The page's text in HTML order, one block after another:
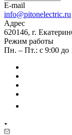
E-mail
info@pitonelectric.ru
Адрес
620146, г.
Режим работы
Пн. – Пт.: с 9:00 до